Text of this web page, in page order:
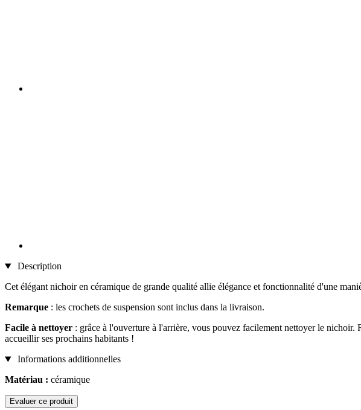
Description
Cet élégant nichoir en céramique de grande qualité allie élégance et fonctionnalité d'une
Remarque : les crochets de suspension sont inclus dans la livraison.
Facile à nettoyer : grâce à l'ouverture à l'arrière, vous pouvez facilement nettoyer le
accueillir ses prochains habitants !
Informations additionnelles
Matériau : céramique
Evaluer ce produit